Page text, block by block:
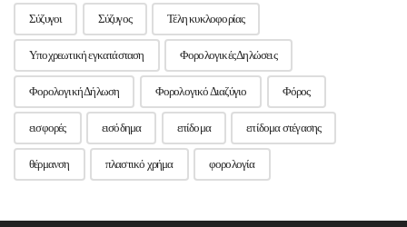
Σύζυγοι Σύζυγος Τέλη κυκλοφορίας
Υποχρεωτική εγκατάσταση Φορολογικές Δηλώσεις
Φορολογική Δήλωση Φορολογικό Διαζύγιο Φόρος
εισφορές εισόδημα επίδομα επίδομα στέγασης
θέρμανση πλαστικό χρήμα φορολογία